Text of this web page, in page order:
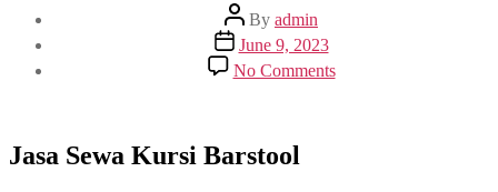
Post
author
By admin
Post
date
June 9, 2023
No Commentson
Jasa
Jasa Sewa Kursi Barstool